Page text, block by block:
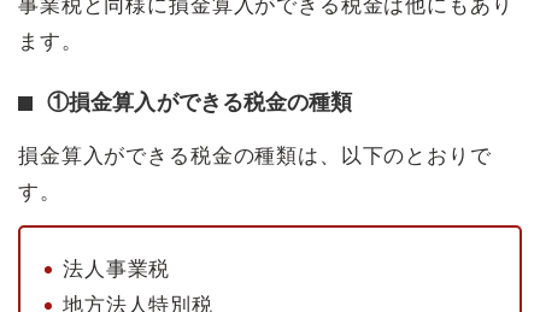
事業税と同様に損金算入ができる税金は他にもあり
ます。
①損金算入ができる税金の種類
損金算入ができる税金の種類は、以下のとおりで
す。
法人事業税
地方法人特別税